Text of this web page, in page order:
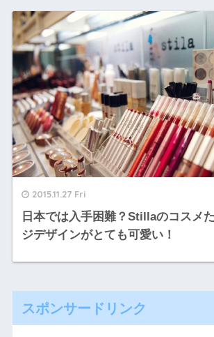
2015.11.27 Fri
日本では入手困難？Stillaのコスメ
ジデザインがとても可愛い！
スポンサードリンク